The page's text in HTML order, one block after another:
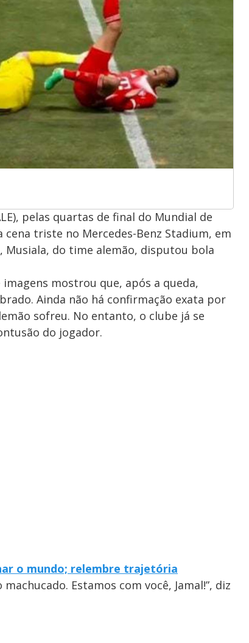
pelas quartas de final do Mundial de
triste no Mercedes-Benz Stadium, em
Musiala, do time alemão, disputou bola
mostrou que, após a queda,
Ainda não há confirmação exata por
sofreu. No entanto, o clube já se
do jogador.
o mundo; relembre trajetória
Estamos com você, Jamal!”, diz